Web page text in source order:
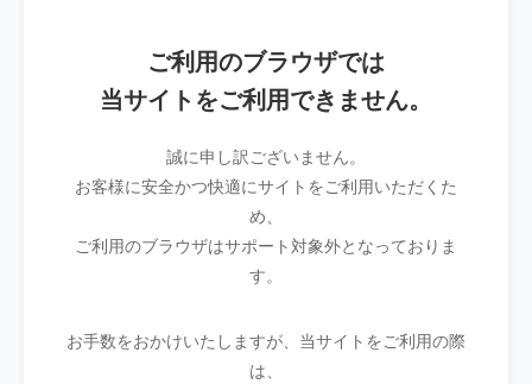
ご利用のブラウザでは
当サイトをご利用できません。
誠に申し訳ございません。
お客様に安全かつ快適にサイトをご利用いただくた
め、
ご利用のブラウザはサポート対象外となっておりま
す。
お手数をおかけいたしますが、当サイトをご利用の際
は、